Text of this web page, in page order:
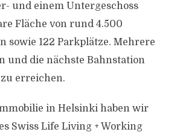
und einem Untergeschoss
Fläche von rund 4.500
sowie 122 Parkplätze. Mehrere
und die nächste Bahnstation
erreichen.
in Helsinki haben wir
Swiss Life Living + Working